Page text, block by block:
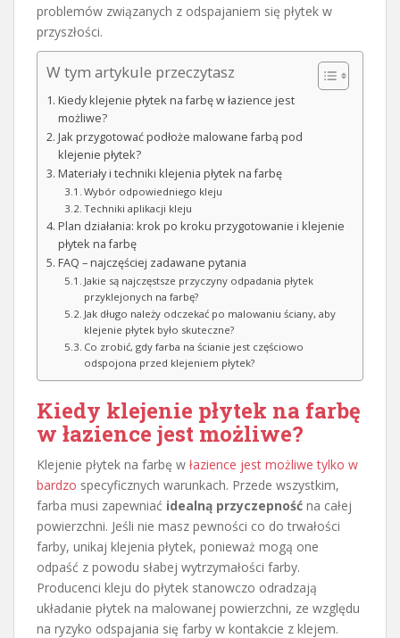
problemów związanych z odspajaniem się płytek w
przyszłości.
W tym artykule przeczytasz
Kiedy klejenie płytek na farbę w łazience jest
możliwe?
Jak przygotować podłoże malowane farbą pod
klejenie płytek?
Materiały i techniki klejenia płytek na farbę
Wybór odpowiedniego kleju
Techniki aplikacji kleju
Plan działania: krok po kroku przygotowanie i klejenie
płytek na farbę
FAQ – najczęściej zadawane pytania
Jakie są najczęstsze przyczyny odpadania płytek
przyklejonych na farbę?
Jak długo należy odczekać po malowaniu ściany, aby
klejenie płytek było skuteczne?
Co zrobić, gdy farba na ścianie jest częściowo
odspojona przed klejeniem płytek?
Kiedy klejenie płytek na farbę
w łazience jest możliwe?
Klejenie płytek na farbę w łazience jest możliwe tylko w
bardzo specyficznych warunkach. Przede wszystkim,
farba musi zapewniać idealną przyczepność na całej
powierzchni. Jeśli nie masz pewności co do trwałości
farby, unikaj klejenia płytek, ponieważ mogą one
odpaść z powodu słabej wytrzymałości farby.
Producenci kleju do płytek stanowczo odradzają
układanie płytek na malowanej powierzchni, ze względu
na ryzyko odspajania się farby w kontakcie z klejem.